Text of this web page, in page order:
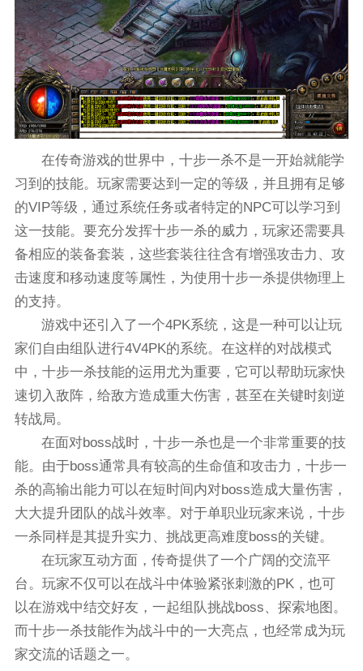
在传奇游戏的世界中，十步一杀不是一开始就能学
习到的技能。玩家需要达到一定的等级，并且拥有足够
的VIP等级，通过系统任务或者特定的NPC可以学习到
这一技能。要充分发挥十步一杀的威力，玩家还需要具
备相应的装备套装，这些套装往往含有增强攻击力、攻
击速度和移动速度等属性，为使用十步一杀提供物理上
的支持。
游戏中还引入了一个4PK系统，这是一种可以让玩
家们自由组队进行4V4PK的系统。在这样的对战模式
中，十步一杀技能的运用尤为重要，它可以帮助玩家快
速切入敌阵，给敌方造成重大伤害，甚至在关键时刻逆
转战局。
在面对boss战时，十步一杀也是一个非常重要的技
能。由于boss通常具有较高的生命值和攻击力，十步一
杀的高输出能力可以在短时间内对boss造成大量伤害，
大大提升团队的战斗效率。对于单职业玩家来说，十步
一杀同样是其提升实力、挑战更高难度boss的关键。
在玩家互动方面，传奇提供了一个广阔的交流平
台。玩家不仅可以在战斗中体验紧张刺激的PK，也可
以在游戏中结交好友，一起组队挑战boss、探索地图。
而十步一杀技能作为战斗中的一大亮点，也经常成为玩
家交流的话题之一。